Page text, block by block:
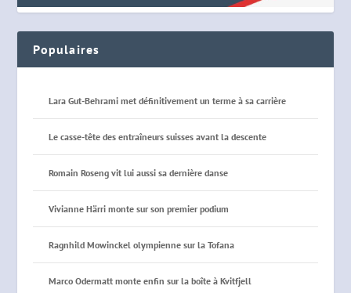
Populaires
Lara Gut-Behrami met définitivement un terme à sa carrière
Le casse-tête des entraîneurs suisses avant la descente
Romain Roseng vit lui aussi sa dernière danse
Vivianne Härri monte sur son premier podium
Ragnhild Mowinckel olympienne sur la Tofana
Marco Odermatt monte enfin sur la boîte à Kvitfjell